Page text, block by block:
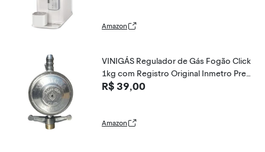
Amazon
VINIGÁS Regulador de Gás Fogão Click
1kg com Registro Original Inmetro Pret
o
R$ 39,00
Amazon